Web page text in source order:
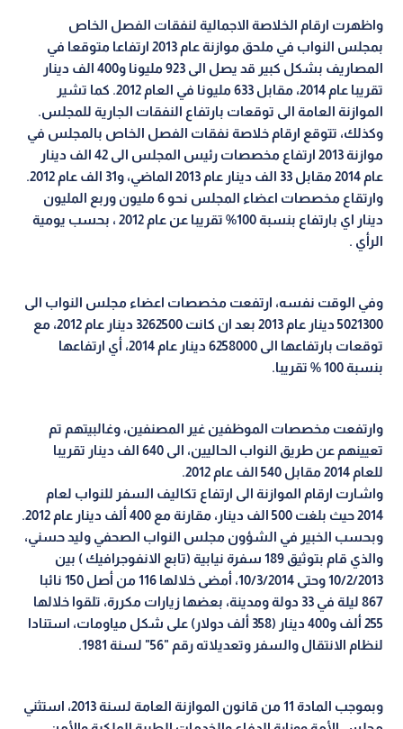
واظهرت ارقام الخلاصة الاجمالية لنفقات الفصل الخاص
بمجلس النواب في ملحق موازنة عام 2013 ارتفاعا متوقعا في
المصاريف بشكل كبير قد يصل الى 923 مليونا و400 الف دينار
تقريبا عام 2014، مقابل 633 مليونا في العام 2012. كما تشير
الموازنة العامة الى توقعات بارتفاع النفقات الجارية للمجلس.
وكذلك، تتوقع ارقام خلاصة نفقات الفصل الخاص بالمجلس في
موازنة 2013 ارتفاع مخصصات رئيس المجلس الى 42 الف دينار
عام 2014 مقابل 33 الف دينار عام 2013 الماضي، و31 الف عام 2012.
وارتقاع مخصصات اعضاء المجلس نحو 6 مليون وربع المليون
دينار اي بارتفاع بنسبة 100% تقريبا عن عام 2012 ، بحسب يومية
الرأي .
وفي الوقت نفسه، ارتفعت مخصصات اعضاء مجلس النواب الى
5021300 دينار عام 2013 بعد ان كانت 3262500 دينار عام 2012، مع
توقعات بارتفاعها الى 6258000 دينار عام 2014، أي ارتفاعها
بنسبة 100 % تقريبا.
وارتفعت مخصصات الموظفين غير المصنفين، وغالبيتهم تم
تعيينهم عن طريق النواب الحاليين، الى 640 الف دينار تقريبا
للعام 2014 مقابل 540 الف عام 2012.
واشارت ارقام الموازنة الى ارتفاع تكاليف السفر للنواب لعام
2014 حيث بلغت 500 الف دينار، مقارنة مع 400 ألف دينار عام 2012.
وبحسب الخبير في الشؤون مجلس النواب الصحفي وليد حسني،
والذي قام بتوثيق 189 سفرة نيابية (تابع الانفوجرافيك ) بين
10/2/2013 وحتى 10/3/2014، أمضى خلالها 116 من أصل 150 نائبا
867 ليلة في 33 دولة ومدينة، بعضها زيارات مكررة، تلقوا خلالها
255 ألف و400 دينار (358 ألف دولار) على شكل مياومات، استنادا
لنظام الانتقال والسفر وتعديلاته رقم "56" لسنة 1981.
وبموجب المادة 11 من قانون الموازنة العامة لسنة 2013، استثني